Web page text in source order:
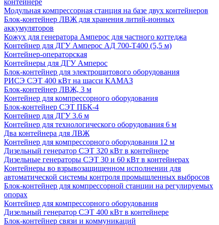
контейнере
Модульная компрессорная станция на базе двух контейнеров
Блок-контейнер ЛВЖ для хранения литий-ионных
аккумуляторов
Кожух для генератора Амперос для частного коттеджа
Контейнер для ДГУ Амперос АД 700-Т400 (5,5 м)
Контейнер-операторская
Контейнеры для ДГУ Амперос
Блок-контейнер для электрощитового оборудования
РИСЭ СЭТ 400 кВт на шасси КАМАЗ
Блок-контейнер ЛВЖ, 3 м
Контейнер для компрессорного оборудования
Блок-контейнер СЭТ ПБК-4
Контейнер для ДГУ 3.6 м
Контейнер для технологического оборудования 6 м
Два контейнера для ЛВЖ
Контейнер для компрессорного оборудования 12 м
Дизельный генератор СЭТ 320 кВт в контейнере
Дизельные генераторы СЭТ 30 и 60 кВт в контейнерах
Контейнеры во взрывозащищенном исполнении для
автоматической системы контроля промышленных выбросов
Блок-контейнер для компрессорной станции на регулируемых
опорах
Контейнер для компрессорного оборудования
Дизельный генератор СЭТ 400 кВт в контейнере
Блок-контейнер связи и коммуникаций